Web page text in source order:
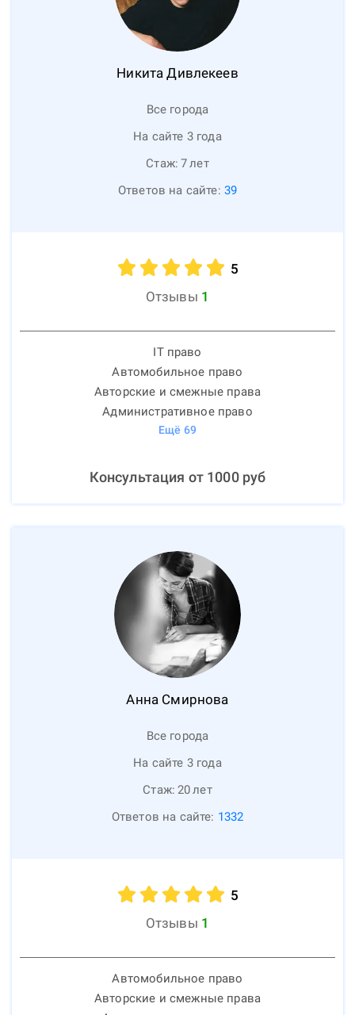
Никита Дивлекеев
Все города
На сайте 3 года
Стаж: 7лет
Ответов на сайте: 39
5
Отзывы 1
IT право
Автомобильное право
Авторские и смежные права
Административное право
Ещё 69
Консультация от 1000руб
Анна Смирнова
Все города
На сайте 3 года
Стаж: 20лет
Ответов на сайте: 1332
5
Отзывы 1
Автомобильное право
Авторские и смежные права